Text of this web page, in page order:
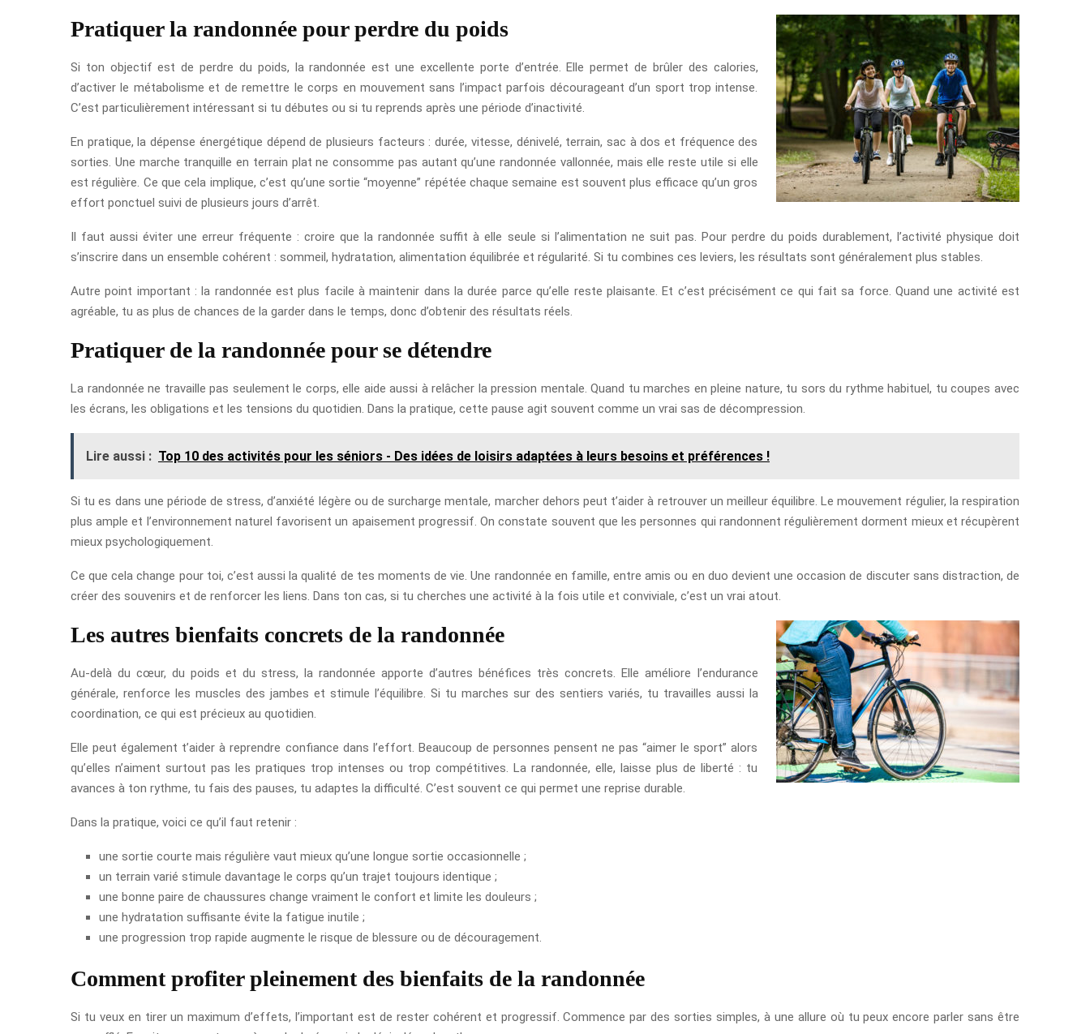
Pratiquer la randonnée pour perdre du poids
Si ton objectif est de perdre du poids, la randonnée est une excellente porte d’entrée. Elle permet de brûler des calories,
d’activer le métabolisme et de remettre le corps en mouvement sans l’impact parfois décourageant d’un sport trop intense.
C’est particulièrement intéressant si tu débutes ou si tu reprends après une période d’inactivité.
En pratique, la dépense énergétique dépend de plusieurs facteurs : durée, vitesse, dénivelé, terrain, sac à dos et fréquence des
sorties. Une marche tranquille en terrain plat ne consomme pas autant qu’une randonnée vallonnée, mais elle reste utile si elle
est régulière. Ce que cela implique, c’est qu’une sortie “moyenne” répétée chaque semaine est souvent plus efficace qu’un gros
effort ponctuel suivi de plusieurs jours d’arrêt.
Il faut aussi éviter une erreur fréquente : croire que la randonnée suffit à elle seule si l’alimentation ne suit pas. Pour perdre du poids durablement, l’activité physique doit
s’inscrire dans un ensemble cohérent : sommeil, hydratation, alimentation équilibrée et régularité. Si tu combines ces leviers, les résultats sont généralement plus stables.
Autre point important : la randonnée est plus facile à maintenir dans la durée parce qu’elle reste plaisante. Et c’est précisément ce qui fait sa force. Quand une activité est
agréable, tu as plus de chances de la garder dans le temps, donc d’obtenir des résultats réels.
Pratiquer de la randonnée pour se détendre
La randonnée ne travaille pas seulement le corps, elle aide aussi à relâcher la pression mentale. Quand tu marches en pleine nature, tu sors du rythme habituel, tu coupes avec
les écrans, les obligations et les tensions du quotidien. Dans la pratique, cette pause agit souvent comme un vrai sas de décompression.
Lire aussi : Top 10 des activités pour les séniors - Des idées de loisirs adaptées à leurs besoins et préférences !
Si tu es dans une période de stress, d’anxiété légère ou de surcharge mentale, marcher dehors peut t’aider à retrouver un meilleur équilibre. Le mouvement régulier, la respiration
plus ample et l’environnement naturel favorisent un apaisement progressif. On constate souvent que les personnes qui randonnent régulièrement dorment mieux et récupèrent
mieux psychologiquement.
Ce que cela change pour toi, c’est aussi la qualité de tes moments de vie. Une randonnée en famille, entre amis ou en duo devient une occasion de discuter sans distraction, de
créer des souvenirs et de renforcer les liens. Dans ton cas, si tu cherches une activité à la fois utile et conviviale, c’est un vrai atout.
Les autres bienfaits concrets de la randonnée
Au-delà du cœur, du poids et du stress, la randonnée apporte d’autres bénéfices très concrets. Elle améliore l’endurance
générale, renforce les muscles des jambes et stimule l’équilibre. Si tu marches sur des sentiers variés, tu travailles aussi la
coordination, ce qui est précieux au quotidien.
Elle peut également t’aider à reprendre confiance dans l’effort. Beaucoup de personnes pensent ne pas “aimer le sport” alors
qu’elles n’aiment surtout pas les pratiques trop intenses ou trop compétitives. La randonnée, elle, laisse plus de liberté : tu
avances à ton rythme, tu fais des pauses, tu adaptes la difficulté. C’est souvent ce qui permet une reprise durable.
Dans la pratique, voici ce qu’il faut retenir :
une sortie courte mais régulière vaut mieux qu’une longue sortie occasionnelle ;
un terrain varié stimule davantage le corps qu’un trajet toujours identique ;
une bonne paire de chaussures change vraiment le confort et limite les douleurs ;
une hydratation suffisante évite la fatigue inutile ;
une progression trop rapide augmente le risque de blessure ou de découragement.
Comment profiter pleinement des bienfaits de la randonnée
Si tu veux en tirer un maximum d’effets, l’important est de rester cohérent et progressif. Commence par des sorties simples, à une allure où tu peux encore parler sans être